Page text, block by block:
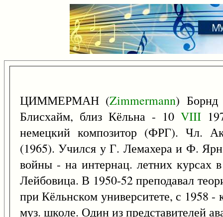
ЦИММЕРМАН (Zimmermann) Борнд
Блисхайм, близ Кёльна - 10 VIII
немецкий композитор (ФРГ). Чл.
(1965). Учился у Г. Лемахера и Ф.
войны - на интернац. летних
Лейбовица. В 1950-52 преподавал
при Кёльнском университете, с 1958
муз. школе. Один из представителей